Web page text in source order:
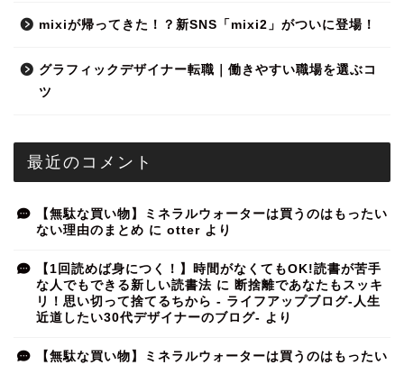
mixiが帰ってきた！？新SNS「mixi2」がついに登場！
グラフィックデザイナー転職｜働きやすい職場を選ぶコ
ツ
最近のコメント
【無駄な買い物】ミネラルウォーターは買うのはもったい
ない理由のまとめ に otter より
【1回読めば身につく！】時間がなくてもOK!読書が苦手
な人でもできる新しい読書法 に 断捨離であなたもスッキ
リ！思い切って捨てるちから - ライフアップブログ-人生
近道したい30代デザイナーのブログ- より
【無駄な買い物】ミネラルウォーターは買うのはもったい